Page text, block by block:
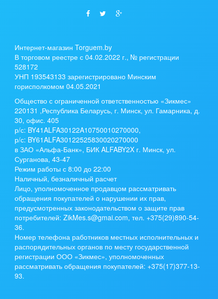
Интернет-магазин Torguem.by
В торговом реестре с 04.02.2022 г., № регистрации
528172
УНП 193543133 зарегистрировано Минским
горисполкомом 04.05.2021
Общество с ограниченной ответственностью «Зикмес»
220131 ,Республика Беларусь, г. Минск, ул. Гамарника, д.
30, офис. 405
р/с: BY41ALFA30122A10750010270000,
р/с: BY61ALFA30122525830020270000
в ЗАО «Альфа-Банк», БИК ALFABY2X г. Минск, ул.
Сурганова, 43-47
Режим работы с 8:00 до 22:00
Наличный, безналичный расчет
Лицо, уполномоченное продавцом рассматривать
обращения покупателей о нарушении их прав,
предусмотренных законодательством о защите прав
потребителей: ZikMes.s@gmai.com, тел. +375(29)890-54-
36.
Номер телефона работников местных исполнительных и
распорядительных органов по месту государственной
регистрации ООО «Зикмес», уполномоченных
рассматривать обращения покупателей: +375(17)377-13-
93.